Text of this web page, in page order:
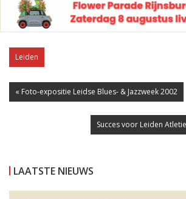
Leiden
« Foto-expositie Leidse Blues- & Jazzweek 2002
Succes voor Leiden
LAATSTE NIEUWS